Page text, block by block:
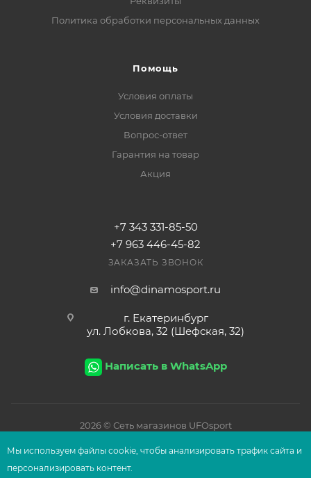
Политика обработки персональных данных
Помощь
Условия оплаты
Условия доставки
Вопрос-ответ
Гарантия на товар
Акция
+7 343 331-85-50
+7 963 446-45-82
ЗАКАЗАТЬ ЗВОНОК
info@dinamosport.ru
г. Екатеринбург
ул. Лобкова, 32 (Шефская, 32)
Написать в WhatsApp
2026© Сеть магазинов UFOsport
Мы используем файлы сооkіе, чтобы анализировать трафик сайта и
персонализировать контент.